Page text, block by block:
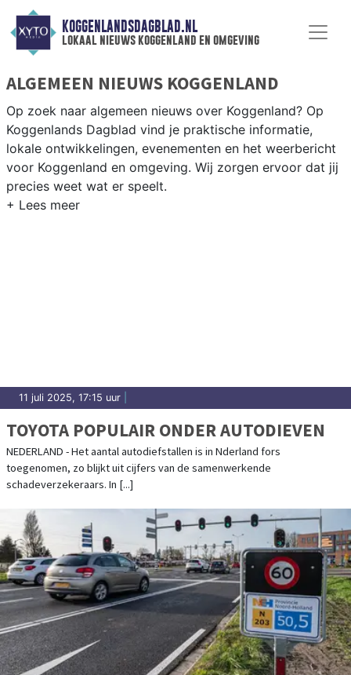
KOGGENLANDSDAGBLAD.NL
lokaal nieuws koggenland en omgeving
ALGEMEEN NIEUWS KOGGENLAND
Op zoek naar algemeen nieuws over Koggenland? Op
Koggenlands Dagblad vind je praktische informatie,
lokale ontwikkelingen, evenementen en het weerbericht
voor Koggenland en omgeving. Wij zorgen ervoor dat jij
precies weet wat er speelt.
11 juli 2025, 17:15 uur
TOYOTA POPULAIR ONDER AUTODIEVEN
NEDERLAND - Het aantal autodiefstallen is in Nderland fors
toegenomen, zo blijkt uit cijfers van de samenwerkende
schadeverzekeraars. In [...]